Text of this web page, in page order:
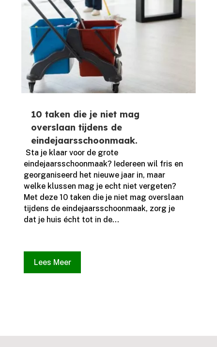
10 taken die je niet mag
overslaan tijdens de
eindejaarsschoonmaak.
​ Sta je klaar voor de grote
eindejaarsschoonmaak? Iedereen wil fris en
georganiseerd het nieuwe jaar in, maar
welke klussen mag je echt niet vergeten?
Met deze 10 taken die je niet mag overslaan
tijdens de eindejaarsschoonmaak, zorg je
dat je huis écht tot in de...
Lees Meer